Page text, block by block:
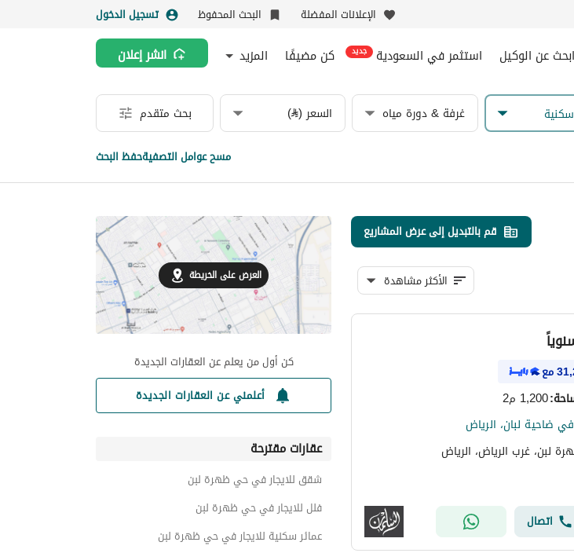
الإعلانات المفضلة البحث المحفوظ تسجيل الدخول
ابحث عن الوكيل استثمر في السعودية جديد كن مضيفًا المزيد انشر إعلان
غرفة & دورة مياه السعر (⃁) بحث متقدم
مسح عوامل التصفيةحفظ البحث
قم بالتبديل إلى عرض المشاريع
الأكثر مشاهدة
مع
:1,200 م2
ضاحية لبان، الرياض
لبن، غرب الرياض، الرياض
اتصال
العرض على الخريطة
كن أول من يعلم عن العقارات الجديدة
أعلمني عن العقارات الجديدة
عقارات مقترحة
شقق للايجار في حي ظهرة لبن
فلل للايجار في حي ظهرة لبن
عمائر سكنية للايجار في حي ظهرة لبن